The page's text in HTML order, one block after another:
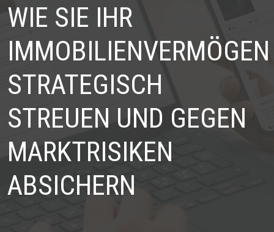
WIE SIE IHR
IMMOBILIENVERMÖGEN
STRATEGISCH
STREUEN UND GEGEN
MARKTRISIKEN
ABSICHERN